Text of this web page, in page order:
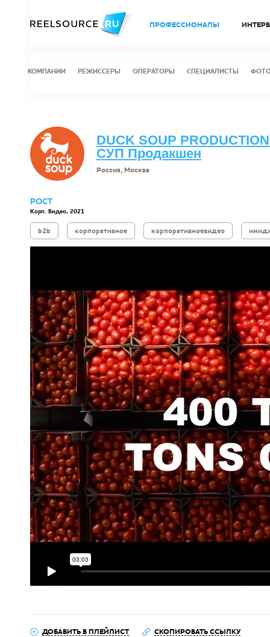
ПРОФЕССИОНАЛЫ
КОМПАНИИ РЕЖИССЕРЫ ОПЕРАТОРЫ СПЕЦИАЛИСТЫ
DUCK SOUP
СУП Продакшен
Россия, Москва
РОСТ
Корп. Видео, 2021
b2b корпоративное корпоративноевидео
ДОБАВИТЬ В ПЛЕЙЛИСТ СКОПИРОВАТЬ ССЫЛКУ